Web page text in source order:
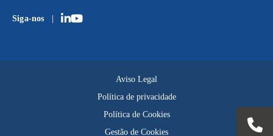
Siga-nos
Aviso Legal
Política de privacidade
Política de Cookies
Gestão de Cookies